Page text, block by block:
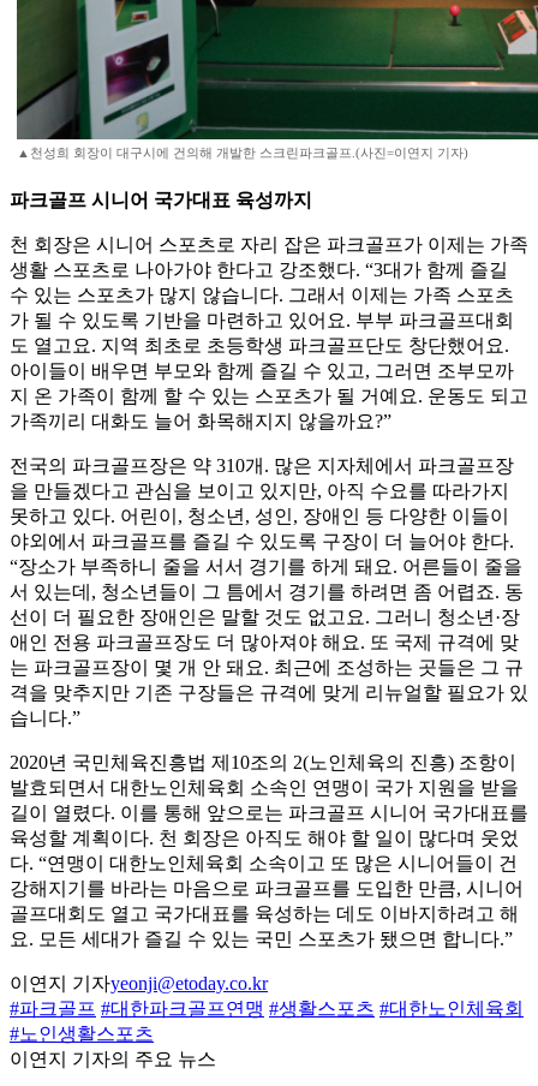
▲천성희 회장이 대구시에 건의해 개발한 스크린파크골프.(사진=이연지 기자)
파크골프 시니어 국가대표 육성까지
천 회장은 시니어 스포츠로 자리 잡은 파크골프가 이제는 가족
생활 스포츠로 나아가야 한다고 강조했다. “3대가 함께 즐길
수 있는 스포츠가 많지 않습니다. 그래서 이제는 가족 스포츠
가 될 수 있도록 기반을 마련하고 있어요. 부부 파크골프대회
도 열고요. 지역 최초로 초등학생 파크골프단도 창단했어요.
아이들이 배우면 부모와 함께 즐길 수 있고, 그러면 조부모까
지 온 가족이 함께 할 수 있는 스포츠가 될 거예요. 운동도 되고
가족끼리 대화도 늘어 화목해지지 않을까요?”
전국의 파크골프장은 약 310개. 많은 지자체에서 파크골프장
을 만들겠다고 관심을 보이고 있지만, 아직 수요를 따라가지
못하고 있다. 어린이, 청소년, 성인, 장애인 등 다양한 이들이
야외에서 파크골프를 즐길 수 있도록 구장이 더 늘어야 한다.
“장소가 부족하니 줄을 서서 경기를 하게 돼요. 어른들이 줄을
서 있는데, 청소년들이 그 틈에서 경기를 하려면 좀 어렵죠. 동
선이 더 필요한 장애인은 말할 것도 없고요. 그러니 청소년·장
애인 전용 파크골프장도 더 많아져야 해요. 또 국제 규격에 맞
는 파크골프장이 몇 개 안 돼요. 최근에 조성하는 곳들은 그 규
격을 맞추지만 기존 구장들은 규격에 맞게 리뉴얼할 필요가 있
습니다.”
2020년 국민체육진흥법 제10조의 2(노인체육의 진흥) 조항이
발효되면서 대한노인체육회 소속인 연맹이 국가 지원을 받을
길이 열렸다. 이를 통해 앞으로는 파크골프 시니어 국가대표를
육성할 계획이다. 천 회장은 아직도 해야 할 일이 많다며 웃었
다. “연맹이 대한노인체육회 소속이고 또 많은 시니어들이 건
강해지기를 바라는 마음으로 파크골프를 도입한 만큼, 시니어
골프대회도 열고 국가대표를 육성하는 데도 이바지하려고 해
요. 모든 세대가 즐길 수 있는 국민 스포츠가 됐으면 합니다.”
이연지 기자yeonji@etoday.co.kr
#파크골프 #대한파크골프연맹 #생활스포츠 #대한노인체육회
#노인생활스포츠
이연지 기자의 주요 뉴스